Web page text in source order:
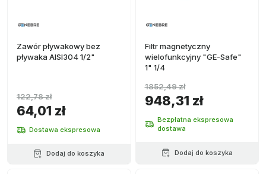
Zawór pływakowy bez
pływaka AISI304 1/2"
64,01 zł
122,78 zł
Dostawa ekspresowa
Dodaj do koszyka
Filtr magnetyczny
wielofunkcyjny "GE-Safe"
1" 1/4
948,31 zł
1852,49 zł
Bezpłatna ekspresowa
dostawa
Dodaj do koszyka